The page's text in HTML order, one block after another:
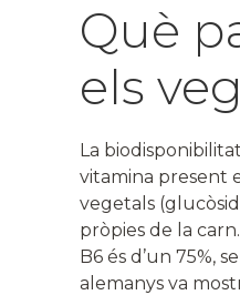
Què
els
La
vitamina present
vegetals
pròpies de la
B6 és d’un 75%,
alemanys va